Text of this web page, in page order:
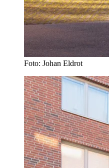
Foto: Johan Eldrot